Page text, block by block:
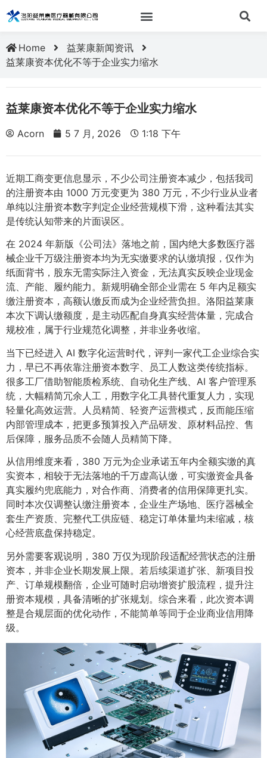
Home
益莱康新闻资讯
益莱康资本优化不等于企业实力缩水
益莱康资本优化不等于企业实力缩水
Acorn 5 7 月, 2026 1:18 下午
近期工商变更信息显示，不少公司注册资本减少，包括我司
的注册资本由 1000 万元变更为 380 万元，不少行业从业者
单纯以注册资本数字判定企业经营规模下滑，这种看法其实
是传统认知带来的片面误区。
在 2024 年新版《公司法》落地之前，国内绝大多数医疗器
械企业千万级注册资本均为无实缴要求的认缴填报，仅作为
纸面背书，股东无需实际注入资金，无法真实反映企业现金
流、产能、履约能力。新规明确全部企业需在 5 年内足额实
缴注册资本，高额认缴反而成为企业经营负担。洛阳益莱康
本次下调认缴额度，是主动匹配自身真实经营体量，完成合
规校准，属于行业规范化调整，并非业务收缩。
当下已经进入 AI 数字化运营时代，评判一家代工企业综合实
力，早已不再依靠注册资本数字、员工人数这类传统指标。
很多工厂借助智能质检系统、自动化生产线、AI 客户管理系
统，大幅精简冗余人工，用数字化工具替代重复人力，实现
轻量化高效运营。人员精简、轻资产运营模式，反而能压缩
内部管理成本，把更多预算投入产品研发、原材料品控、售
后保障，服务品质不会随人员精简下降。
从信用维度来看，380 万元为企业承诺五年内全额实缴的真
实资本，相较于无法落地的千万虚高认缴，可实缴资金具备
真实履约兜底能力，对合作商、消费者的信用保障更扎实。
同时本次仅调整认缴注册资本，企业生产场地、医疗器械全
套生产资质、完整代工供应链、稳定订单体量均未缩减，核
心经营底盘保持稳定。
另外需要客观说明，380 万仅为现阶段适配经营状态的注册
资本，并非企业长期发展上限。若后续渠道扩张、新项目投
产、订单规模翻倍，企业可随时启动增资扩股流程，提升注
册资本规模，具备清晰的扩张规划。综合来看，此次资本调
整是合规层面的优化动作，不能简单等同于企业商业信用降
级。